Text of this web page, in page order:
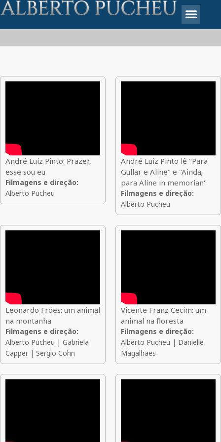
André Luiz Pinto: Prazer,
esse sou eu
Filmagens e direção:
Alberto Pucheu
André Luiz Pinto lê "Para
Gullar e Aline" e "Ainda;
para Aline in memorian"
Filmagens e direção:
Alberto Pucheu
Leonardo Fróes: um animal
na montanha
Filmagens e direção:
Alberto Pucheu | Gabriela
Capper | Sergio Cohn
Vicente Franz Cecim: um
animal na floresta
Filmagens e direção:
Alberto Pucheu | Danielle
Magalhães